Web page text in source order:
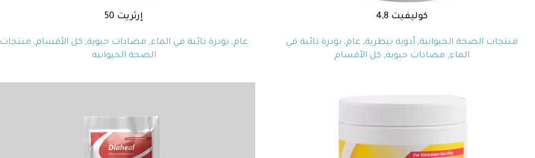
كوليفيت 4,8
منتجات الصحة الحيوانية, أدوية بيطرية, عام, بودرة ذائبة في
الماء, مضادات حيوية, كل الأقسام
إرثريت 50
عام, بودرة ذائبة في الماء, مضادات حيوية, كل الأقسام, منتجات
الصحة الحيوانية